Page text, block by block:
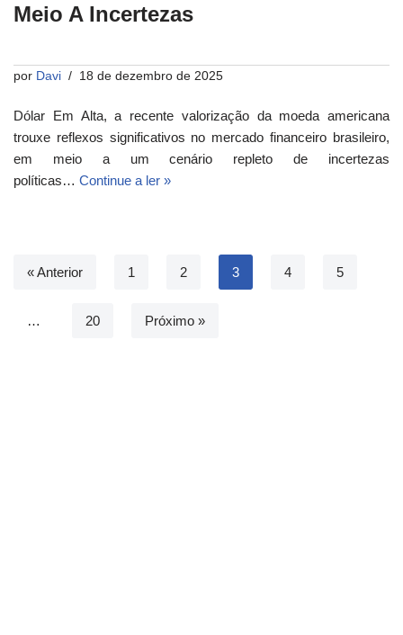
Meio A Incertezas
por Davi 18 de dezembro de 2025
Dólar Em Alta, a recente valorização da moeda americana
trouxe reflexos significativos no mercado financeiro brasileiro,
em meio a um cenário repleto de incertezas
políticas… Continue a ler »
« Anterior 1 2 3 4 5
… 20 Próximo »